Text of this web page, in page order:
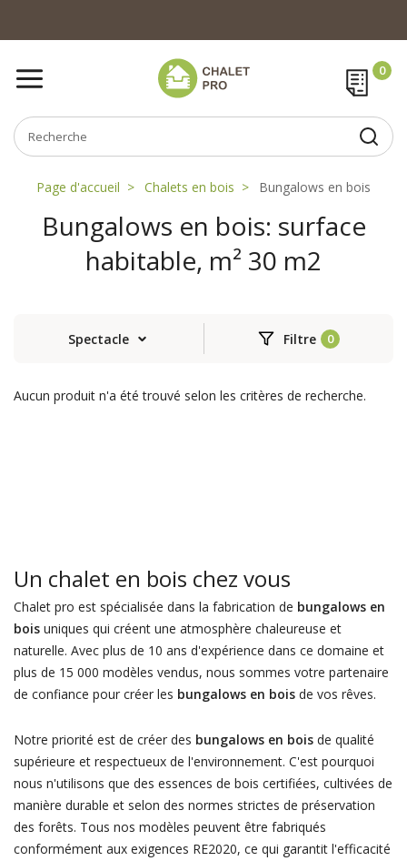
Page d'accueil Chalets en bois Bungalows en bois
Bungalows en bois: surface
habitable, m² 30 m2
Spectacle Filtre
Aucun produit n'a été trouvé selon les critères de recherche.
Un chalet en bois chez vous
Chalet pro est spécialisée dans la fabrication de bungalows en
boisuniques qui créent une atmosphère chaleureuse et
naturelle. Avec plus de 10 ans d'expérience dans ce domaine et
plus de 15 000 modèles vendus, nous sommes votre partenaire
de confiance pour créer les bungalows en boisde vos rêves.
Notre priorité est de créer des bungalows en boisde qualité
supérieure et respectueux de l'environnement. C'est pourquoi
nous n'utilisons que des essences de bois certifiées, cultivées de
manière durable et selon des normes strictes de préservation
des forêts. Tous nos modèles peuvent être fabriqués
conformément aux exigences RE2020, ce qui garantit l'efficacité